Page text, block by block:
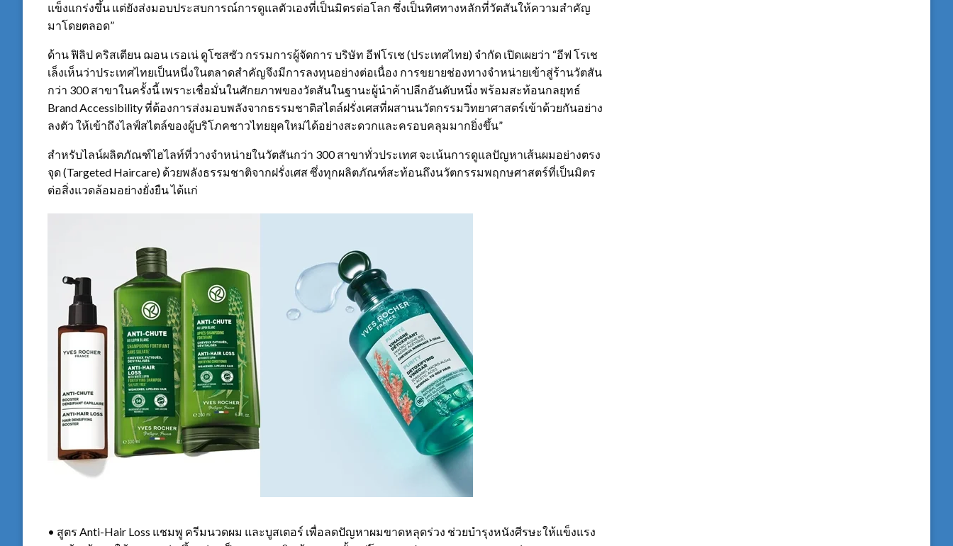
แข็งแกร่งขึ้น แต่ยังส่งมอบประสบการณ์การดูแลตัวเองที่เป็นมิตรต่อโลก ซึ่งเป็นทิศทางหลักที่วัตสันให้ความสำคัญ
มาโดยตลอด”
ด้าน ฟิลิป คริสเตียน ฌอน เรอเน่ ดูโซสซัว กรรมการผู้จัดการ บริษัท อีฟโรเช (ประเทศไทย) จำกัด เปิดเผยว่า “อีฟ โรเช
เล็งเห็นว่าประเทศไทยเป็นหนึ่งในตลาดสำคัญจึงมีการลงทุนอย่างต่อเนื่อง การขยายช่องทางจำหน่ายเข้าสู่ร้านวัตสัน
กว่า 300 สาขาในครั้งนี้ เพราะเชื่อมั่นในศักยภาพของวัตสันในฐานะผู้นำค้าปลีกอันดับหนึ่ง พร้อมสะท้อนกลยุทธ์
Brand Accessibility ที่ต้องการส่งมอบพลังจากธรรมชาติสไตล์ฝรั่งเศสที่ผสานนวัตกรรมวิทยาศาสตร์เข้าด้วยกันอย่าง
ลงตัว ให้เข้าถึงไลฟ์สไตล์ของผู้บริโภคชาวไทยยุคใหม่ได้อย่างสะดวกและครอบคลุมมากยิ่งขึ้น”
สำหรับไลน์ผลิตภัณฑ์ไฮไลท์ที่วางจำหน่ายในวัตสันกว่า 300 สาขาทั่วประเทศ จะเน้นการดูแลปัญหาเส้นผมอย่างตรง
จุด (Targeted Haircare) ด้วยพลังธรรมชาติจากฝรั่งเศส ซึ่งทุกผลิตภัณฑ์สะท้อนถึงนวัตกรรมพฤกษศาสตร์ที่เป็นมิตร
ต่อสิ่งแวดล้อมอย่างยั่งยืน ได้แก่
• สูตร Anti-Hair Loss แชมพู ครีมนวดผม และบูสเตอร์ เพื่อลดปัญหาผมขาดหลุดร่วง ช่วยบำรุงหนังศีรษะให้แข็งแรง